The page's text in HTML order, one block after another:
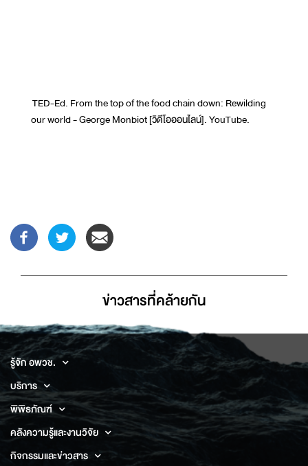
TED-Ed. From the top of the food chain down: Rewilding
our world - George Monbiot [วิดีโอออนไลน์]. YouTube.
ข่าวสารที่่คล้ายกัน
รู้จัก อพวช.
บริการ
พิพิธภัณฑ์
คลังความรู้และงานวิจัย
กิจกรรมและข่าวสาร